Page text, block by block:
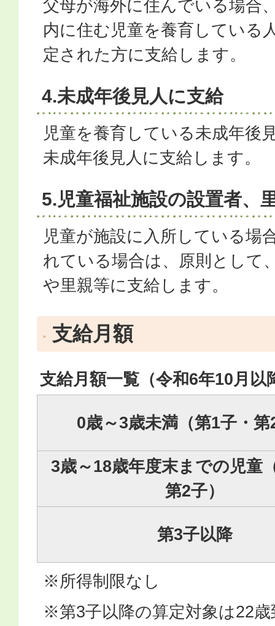
父母が海外に住んでいる場合
内に住む児童を養育している
定された方に支給します。
4.未成年後見人に支給
児童を養育している未成年後
未成年後見人に支給します。
5.児童福祉施設の設置者、
児童が施設に入所している場
れている場合は、原則として
や里親等に支給します。
支給月額
支給月額一覧（令和6年10月以
0歳～3歳未満（第1子・第
3歳～18歳年度末までの児童
第2子）
第3子以降
※所得制限なし
※第3子以降の算定対象は22